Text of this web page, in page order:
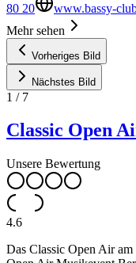
80 20
www.bassy-
Mehr sehen
Vorheriges Bild
Nächstes Bild
1 / 7
Classic Open
Unsere Bewertung
4.6
Das Classic Open Air